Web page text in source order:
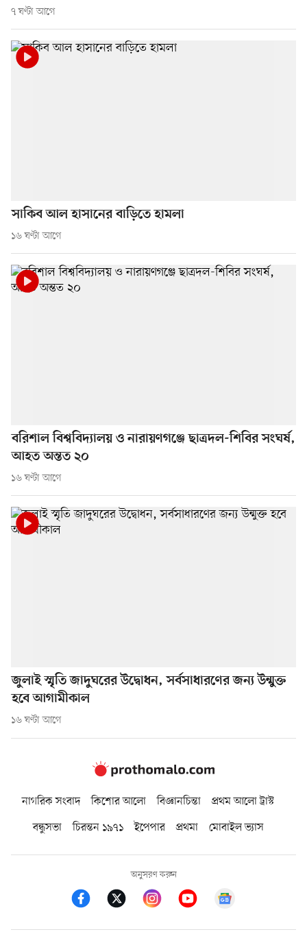
৭ ঘণ্টা আগে
সাকিব আল হাসানের বাড়িতে হামলা
১৬ ঘণ্টা আগে
বরিশাল বিশ্ববিদ্যালয় ও নারায়ণগঞ্জে ছাত্রদল-শিবির সংঘর্ষ,
আহত অন্তত ২০
১৬ ঘণ্টা আগে
জুলাই স্মৃতি জাদুঘরের উদ্বোধন, সর্বসাধারণের জন্য উন্মুক্ত
হবে আগামীকাল
১৬ ঘণ্টা আগে
নাগরিক সংবাদ কিশোর আলো বিজ্ঞানচিন্তা
প্রথম আলো ট্রাস্ট
বন্ধুসভা
চিরন্তন ১৯৭১ ইপেপার প্রথমা মোবাইল ভ্যাস
অনুসরণ করুন